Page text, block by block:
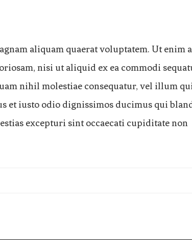
aliquam quaerat voluptatem. Ut enim
nisi ut aliquid ex ea commodi
nihil molestiae consequatur, vel illum
et iusto odio dignissimos ducimus qui
excepturi sint occaecati cupiditate non